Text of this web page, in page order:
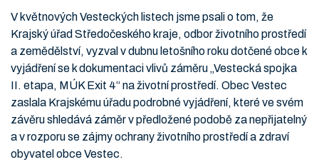
V květnových Vesteckých listech jsme psali o tom, že
Krajský úřad Středočeského kraje, odbor životního prostředí
a zemědělství, vyzval v dubnu letošního roku dotčené obce k
vyjádření se k dokumentaci vlivů záměru „Vestecká spojka
II. etapa, MÚK Exit 4“ na životní prostředí. Obec Vestec
zaslala Krajskému úřadu podrobné vyjádření, které ve svém
závěru shledává záměr v předložené podobě za nepřijatelný
a v rozporu se zájmy ochrany životního prostředí a zdraví
obyvatel obce Vestec.